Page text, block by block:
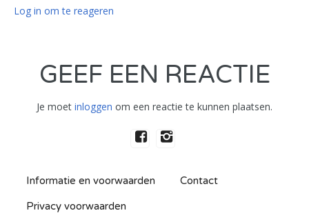
Log in om te reageren
GEEF EEN REACTIE
Je moet inloggen om een reactie te kunnen plaatsen.
Informatie en voorwaarden Contact
Privacy voorwaarden